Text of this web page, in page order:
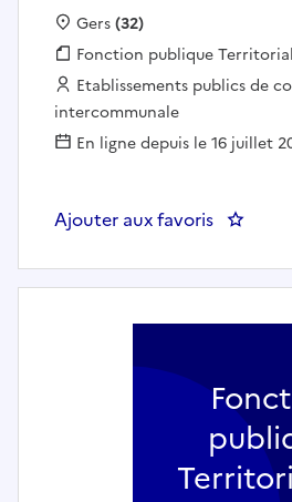
Localisation :
Gers(32)
Fonction publique :
Fonction publique
Employeur :
Etablissements publics de
intercommunale
En ligne depuis le 16 juillet
Ajouter aux favoris :